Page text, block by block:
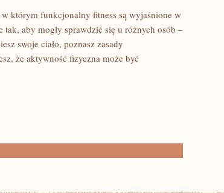
którym funkcjonalny fitness są wyjaśnione w
tak, aby mogły sprawdzić się u różnych osób –
swoje ciało, poznasz zasady
że aktywność fizyczna może być